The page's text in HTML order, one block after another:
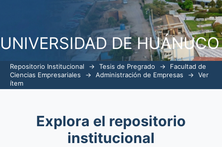
UNIVERSIDAD DE HUÁNUCO
Repositorio Institucional → Tesis de Pregrado →
Facultad de
Ciencias Empresariales
→ Administración de Empresas →
Ver
ítem
Explora el repositorio
institucional